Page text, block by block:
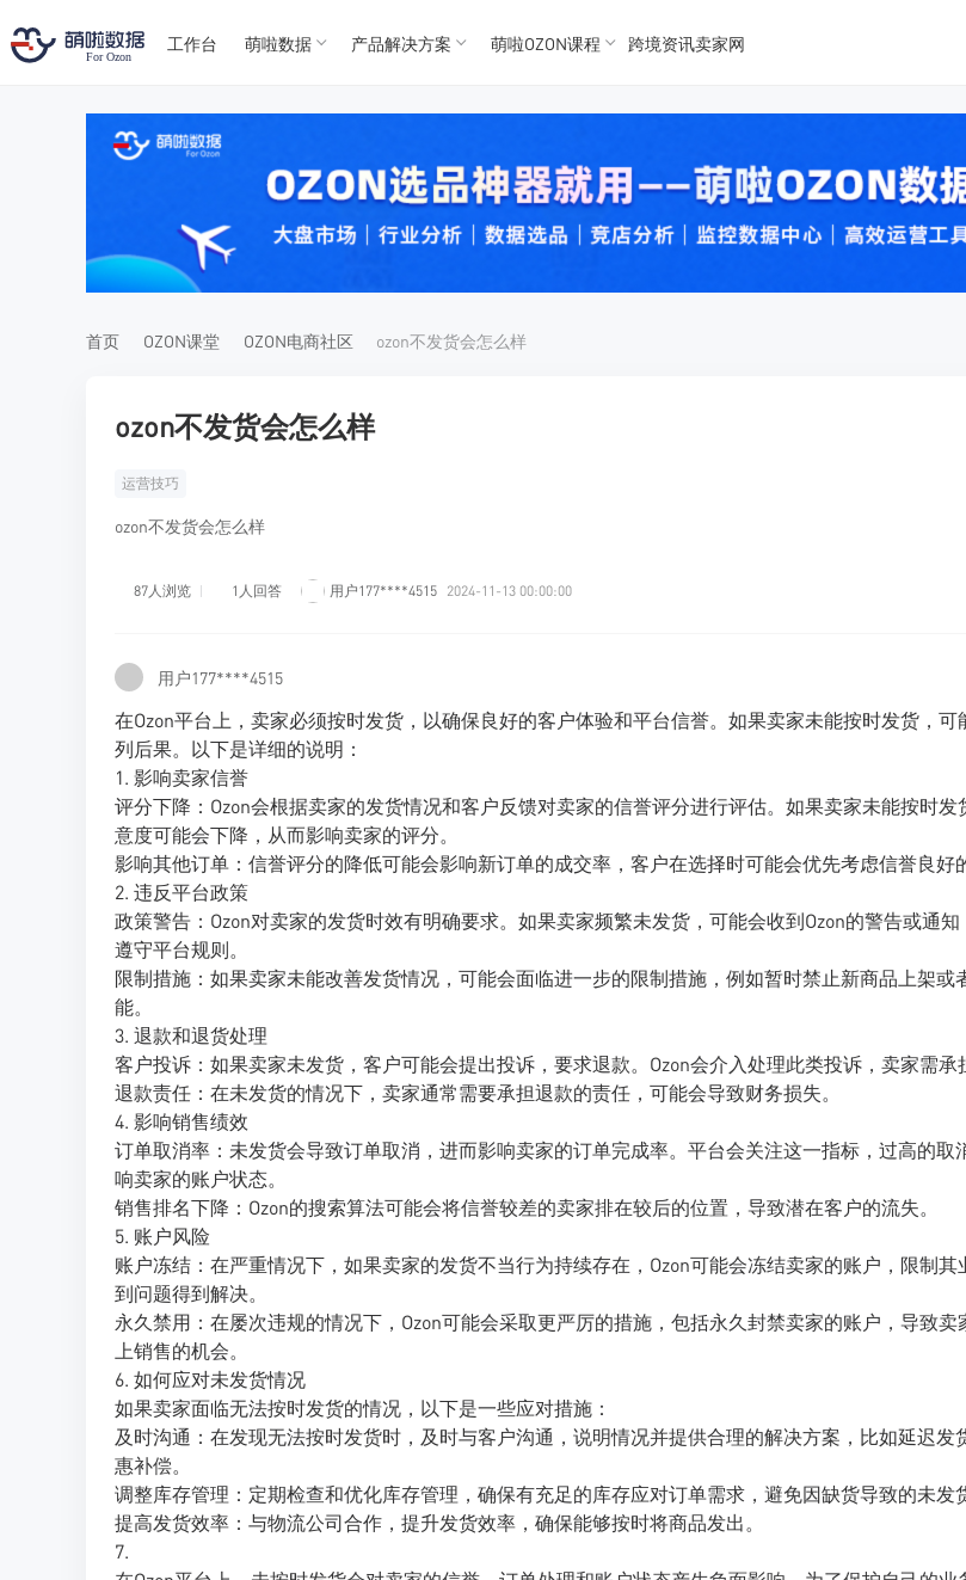
For Ozon
For OZon
TK数据
TK数据
工作台 萌啦数据 产品解决方案 萌啦OZON课程 跨境资讯卖家网
首页 OZON课堂 OZON电商社区 ozon不发货会怎么样
ozon不发货会怎么样
运营技巧
ozon不发货会怎么样
87人浏览 1人回答 用户177****4515 2024-11-13 00:00:00
用户177****4515
在Ozon平台上，卖家必须按时发货，以确保良好的客户体验和平台信誉。如果卖家未能按时发货，可
列后果。以下是详细的说明：
1. 影响卖家信誉
评分下降：Ozon会根据卖家的发货情况和客户反馈对卖家的信誉评分进行评估。如果卖家未能按时发
意度可能会下降，从而影响卖家的评分。
影响其他订单：信誉评分的降低可能会影响新订单的成交率，客户在选择时可能会优先考虑信誉良好
2. 违反平台政策
政策警告：Ozon对卖家的发货时效有明确要求。如果卖家频繁未发货，可能会收到Ozon的警告或通
遵守平台规则。
限制措施：如果卖家未能改善发货情况，可能会面临进一步的限制措施，例如暂时禁止新商品上架或
能。
3. 退款和退货处理
客户投诉：如果卖家未发货，客户可能会提出投诉，要求退款。Ozon会介入处理此类投诉，卖家需承
退款责任：在未发货的情况下，卖家通常需要承担退款的责任，可能会导致财务损失。
4. 影响销售绩效
订单取消率：未发货会导致订单取消，进而影响卖家的订单完成率。平台会关注这一指标，过高的取
响卖家的账户状态。
销售排名下降：Ozon的搜索算法可能会将信誉较差的卖家排在较后的位置，导致潜在客户的流失。
5. 账户风险
账户冻结：在严重情况下，如果卖家的发货不当行为持续存在，Ozon可能会冻结卖家的账户，限制其
到问题得到解决。
永久禁用：在屡次违规的情况下，Ozon可能会采取更严厉的措施，包括永久封禁卖家的账户，导致卖
上销售的机会。
6. 如何应对未发货情况
如果卖家面临无法按时发货的情况，以下是一些应对措施：
及时沟通：在发现无法按时发货时，及时与客户沟通，说明情况并提供合理的解决方案，比如延迟发
惠补偿。
调整库存管理：定期检查和优化库存管理，确保有充足的库存应对订单需求，避免因缺货导致的未发
提高发货效率：与物流公司合作，提升发货效率，确保能够按时将商品发出。
7.